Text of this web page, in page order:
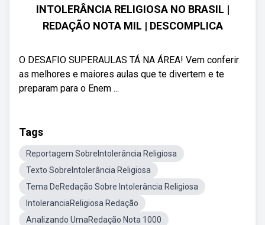
INTOLERÂNCIA RELIGIOSA NO BRASIL |
REDAÇÃO NOTA MIL | DESCOMPLICA
O DESAFIO SUPERAULAS TÁ NA ÁREA! Vem conferir
as melhores e maiores aulas que te divertem e te
preparam para o Enem ...
Tags
Reportagem SobreIntolerância Religiosa
Texto SobreIntolerância Religiosa
Tema DeRedação Sobre Intolerância Religiosa
IntoleranciaReligiosa Redação
Analizando UmaRedação Nota 1000